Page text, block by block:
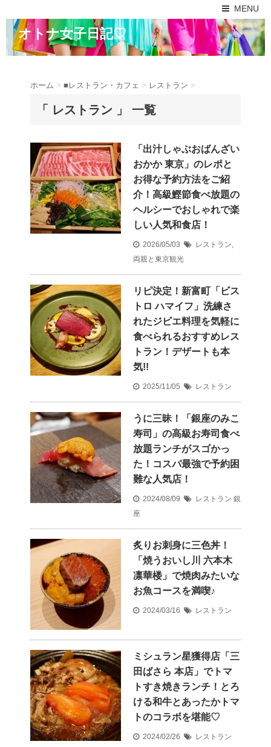
MENU
オトナ女子日記♡
ホーム > ■レストラン・カフェ > レストラン >
「 レストラン 」 一覧
「出汁しゃぶおばんざい
おかか 東京」のレポと
お得な予約方法をご紹
介！高級鰹節食べ放題の
ヘルシーでおしゃれで楽
しい人気和食店！
2026/05/03 レストラン,
両親と東京観光
リピ決定！新富町「ビス
トロ ハマイフ」洗練さ
れたジビエ料理を気軽に
食べられるおすすめレス
トラン！デザートも本
気!!
2025/11/05 レストラン
うに三昧！「銀座のみこ
寿司」の高級お寿司食べ
放題ランチがスゴかっ
た！コスパ最強で予約困
難な人気店！
2024/08/09 レストラン 銀
座
炙りお刺身に三色丼！
「焼うおいし川 六本木
凛華楼」で焼肉みたいな
お魚コースを満喫♪
2024/03/16 レストラン
ミシュラン星獲得店「三
田ばさら 本店」でトマ
トすき焼きランチ！とろ
ける和牛とあったかトマ
トのコラボを堪能♡
2024/02/26 レストラン